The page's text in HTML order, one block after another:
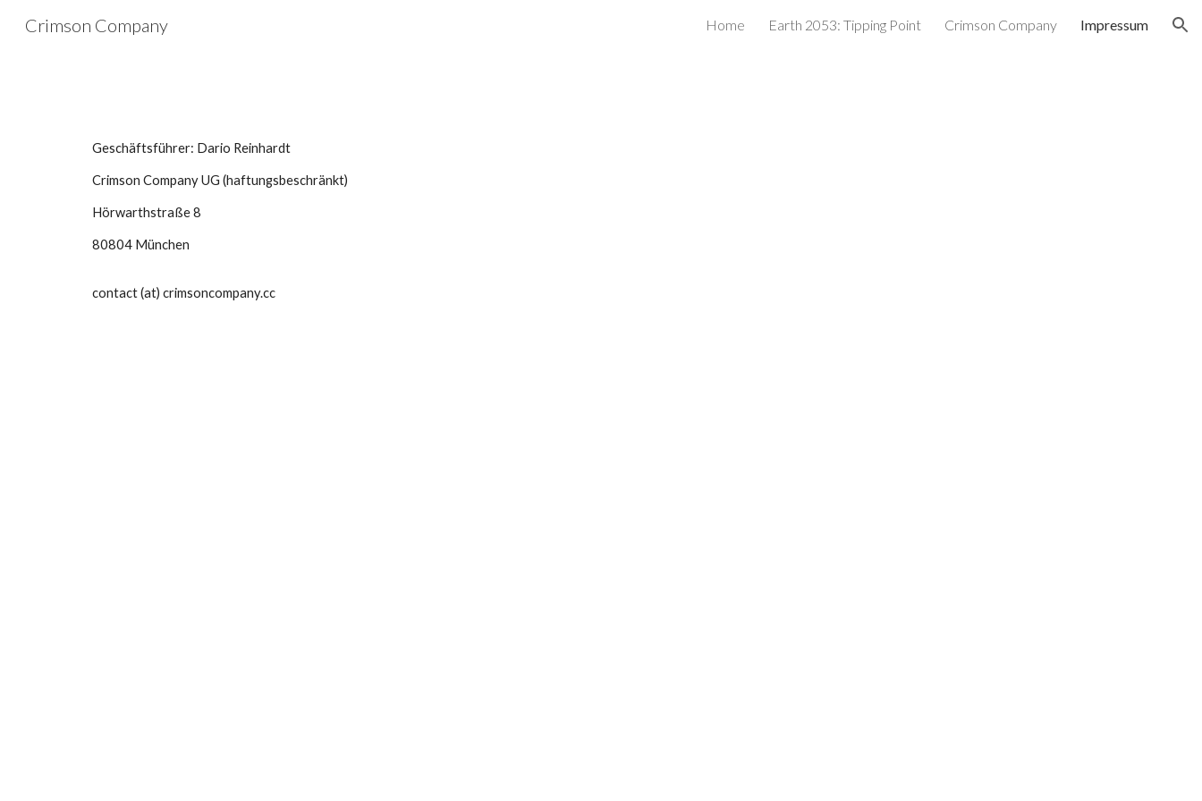
Skip to navigation
Crimson Company Home Earth 2053: Tipping Point Crimson Company Impressum
Geschäftsführer: Dario Reinhardt
Crimson Company UG (haftungsbeschränkt)
Hörwarthstraße 8
80804 München
contact (at) crimsoncompany.cc